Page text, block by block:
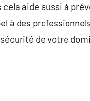
aide aussi à
à des
de votre